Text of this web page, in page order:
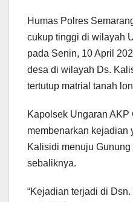
Humas Polres
cukup tinggi di wilayah
pada Senin, 10 April
desa di wilayah Ds.
tertutup matrial tanah
Kapolsek Ungaran
membenarkan kejadian
Kalisidi menuju
sebaliknya.
“Kejadian terjadi di